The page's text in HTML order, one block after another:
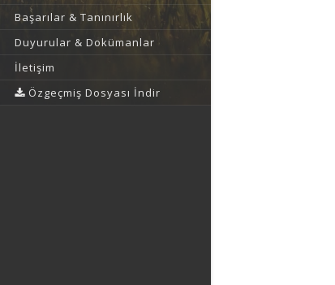
Başarılar & Tanınırlık
Duyurular & Dokümanlar
İletişim
Özgeçmiş Dosyası İndir